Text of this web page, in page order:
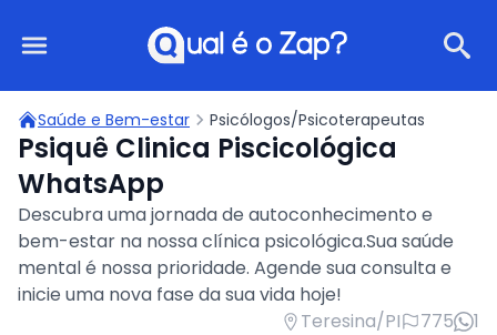
Qual é o Zap?
Saúde e Bem-estar Psicólogos/Psicoterapeutas
Psiquê Clinica Piscicológica
WhatsApp
Descubra uma jornada de autoconhecimento e
bem-estar na nossa clínica psicológica.Sua saúde
mental é nossa prioridade. Agende sua consulta e
inicie uma nova fase da sua vida hoje!
Teresina/PI
775 1